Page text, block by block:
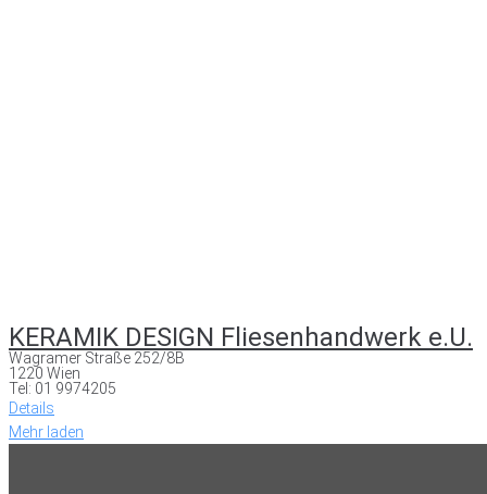
KERAMIK DESIGN Fliesenhandwerk e.U.
Wagramer Straße 252/8B
1220 Wien
Tel: 01 9974205
Details
Mehr laden